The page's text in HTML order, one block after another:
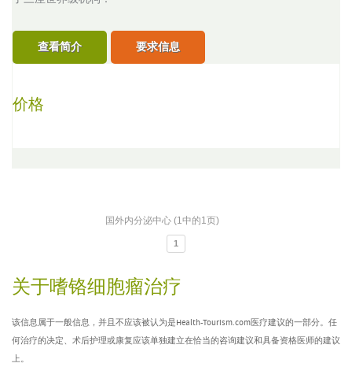
查看简介 要求信息
价格
国外内分泌中心 (1中的1页)
1
关于嗜铬细胞瘤治疗
该信息属于一般信息，并且不应该被认为是Health-Tourism.com医疗建议的一部分。任
何治疗的决定、术后护理或康复应该单独建立在恰当的咨询建议和具备资格医师的建议
上。